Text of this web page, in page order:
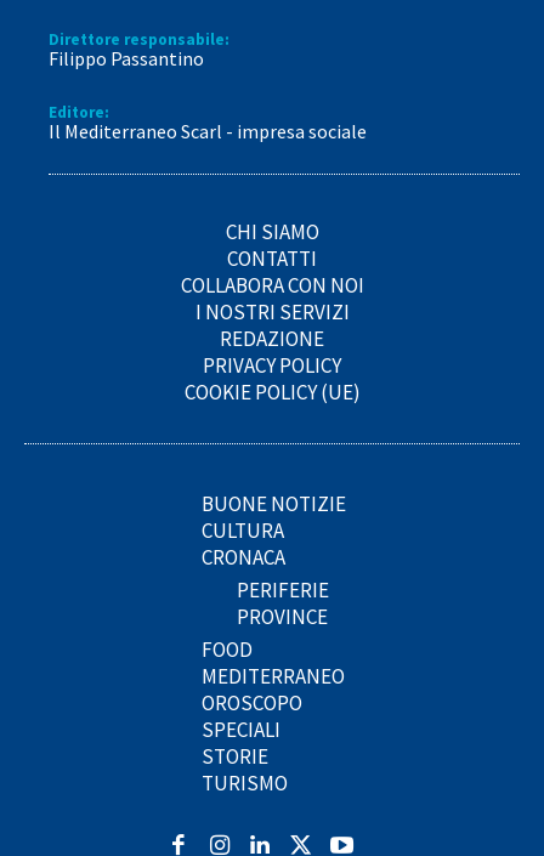
Direttore responsabile:
Filippo Passantino
Editore:
Il Mediterraneo Scarl - impresa sociale
CHI SIAMO
CONTATTI
COLLABORA CON NOI
I NOSTRI SERVIZI
REDAZIONE
PRIVACY POLICY
COOKIE POLICY (UE)
BUONE NOTIZIE
CULTURA
CRONACA
PERIFERIE
PROVINCE
FOOD
MEDITERRANEO
OROSCOPO
SPECIALI
STORIE
TURISMO